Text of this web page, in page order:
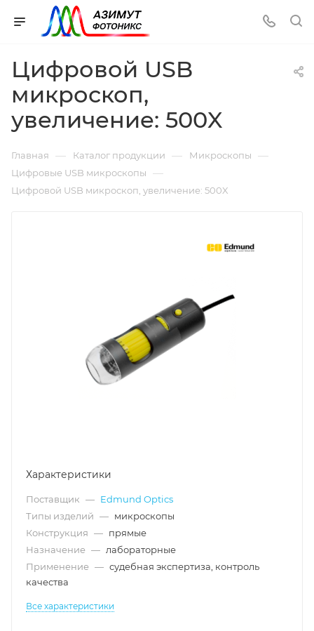
Цифровой USB
микроскоп,
увеличение: 500X
Главная — Каталог продукции — Микроскопы —
Цифровые USB микроскопы —
Цифровой USB микроскоп, увеличение: 500X
Характеристики
Поставщик — Edmund Optics
Типы изделий — микроскопы
Конструкция — прямые
Назначение — лабораторные
Применение — судебная экспертиза, контроль
качества
Все характеристики